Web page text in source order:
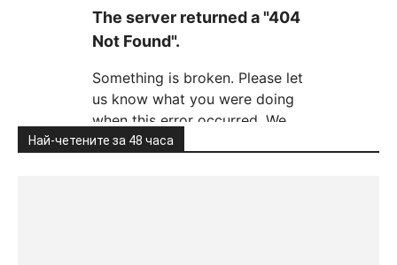
Най-четените за 48 часа